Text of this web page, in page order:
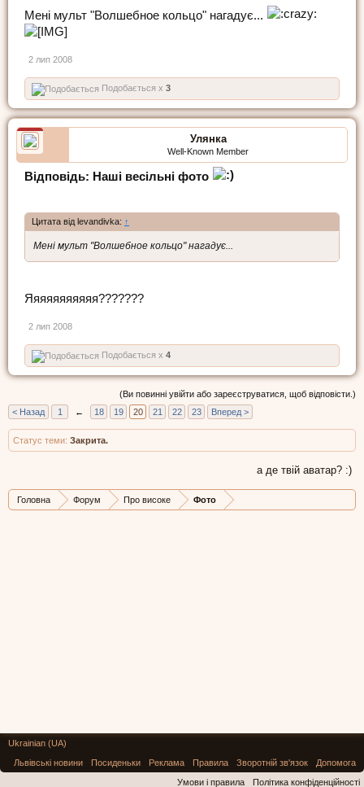
Мені мульт "Волшебное кольцо" нагадує...
2 лип 2008
Подобається x 3
Улянка
Well-Known Member
Відповідь: Наші весільні фото
Цитата від levandivka: ↑
Мені мульт "Волшебное кольцо" нагадує...
Яяяяяяяяяяя???????
2 лип 2008
Подобається x 4
(Ви повинні увійти або зареєструватися, щоб відповісти.)
< Назад
1 ← 18 19 20 21 22 23 Вперед >
Статус теми: Закрита.
а де твій аватар? :)
Головна Форум Про високе Фото
Ukrainian (UA)
Львівські новини
Посиденьки Реклама Правила Зворотній зв'язок
Допомога
Умови і правила
Політика конфіденційності